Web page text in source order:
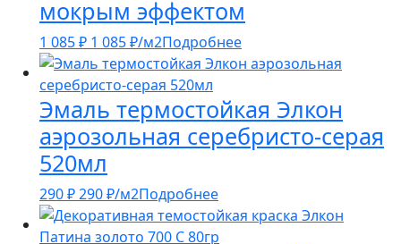
мокрым эффектом
1 085₽ 1 085₽/м2Подробнее
Эмаль термостойкая Элкон
аэрозольная серебристо-серая
520мл
290₽290₽/м2Подробнее